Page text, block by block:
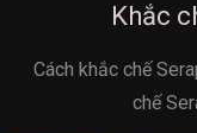
Khắc
Cách khắc chế
chế